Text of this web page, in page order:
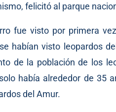
felicitó al parque
fue visto por primera
habían visto leopardos
de la población de los
había alrededor de 35
del Amur.